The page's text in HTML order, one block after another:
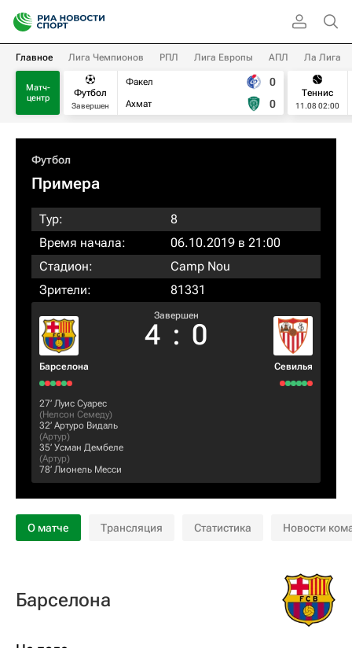
Главное Лига Чемпионов РПЛ Лига Европы АПЛ Ла Лига
Матч-
центр
Футбол
Завершен
Факел
Ахмат
0
0
Теннис
11.08 02:00
Футбол
Примера
Тур:
8
Время начала:
06.10.2019 в 21:00
Стадион:
Camp Nou
Зрители:
81331
Барселона
Завершен
4 : 0
Севилья
27‎’‎ Луис Суарес
(Нелсон Семеду)
32‎’‎ Артуро Видаль
(Артур)
35‎’‎ Усман Дембеле
(Артур)
78‎’‎ Лионель Месси
О матче Трансляция Статистика Новости
Барселона